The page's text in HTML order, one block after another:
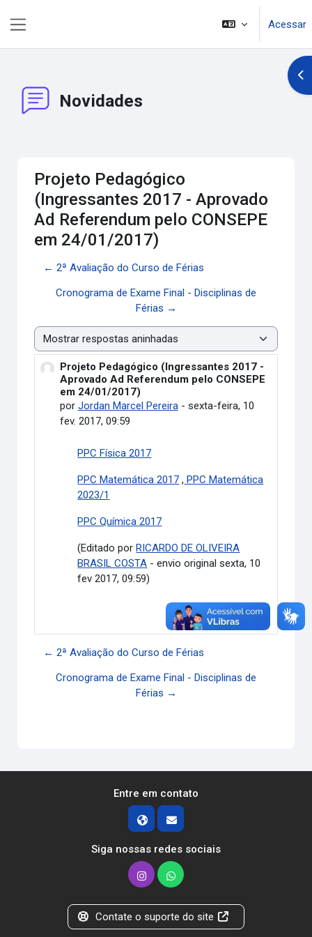
Acessar
Novidades
Projeto Pedagógico
(Ingressantes 2017 - Aprovado
Ad Referendum pelo CONSEPE
em 24/01/2017)
← 2ª Avaliação do Curso de Férias
Cronograma de Exame Final - Disciplinas de
Férias →
Modo de visualização
Projeto Pedagógico (Ingressantes 2017 -
Aprovado Ad Referendum pelo CONSEPE
em 24/01/2017)
por Jordan Marcel Pereira- sexta-feira, 10
fev. 2017, 09:59
Número de respostas: 0
PPC Física 2017
PPC Matemática 2017 , PPC Matemática
2023/1
PPC Química 2017
(Editado porRICARDO DE OLIVEIRA
BRASIL COSTA - envio original sexta, 10
fev 2017, 09:59)
Link direto
← 2ª Avaliação do Curso de Férias
Cronograma de Exame Final - Disciplinas de
Férias →
Entre em contato
Siga nossas redes sociais
Contate o suporte do site